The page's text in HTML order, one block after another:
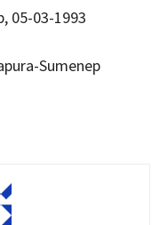
05-03-1993
Sumenep